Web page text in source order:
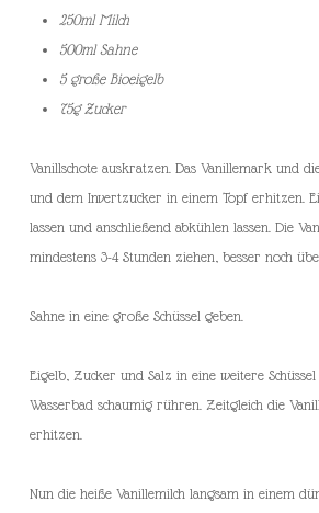
250ml Milch
500ml Sahne
5 große Bioeigelb
75g Zucker
Vanillschote auskratzen. Das Vanillemark und
und dem Invertzucker in einem Topf erhitzen.
lassen und anschließend abkühlen lassen. Die
mindestens 3-4 Stunden ziehen, besser noch
Sahne in eine große Schüssel geben.
Eigelb, Zucker und Salz in eine weitere
Wasserbad schaumig rühren. Zeitgleich die
erhitzen.
Nun die heiße Vanillemilch langsam in einem